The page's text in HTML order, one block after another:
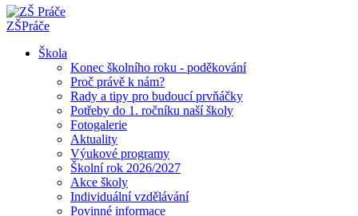
ZŠPráče
Škola
Konec školního roku - poděkování
Proč právě k nám?
Rady a tipy pro budoucí prvňáčky
Potřeby do 1. ročníku naší školy
Fotogalerie
Aktuality
Výukové programy
Školní rok 2026/2027
Akce školy
Individuální vzdělávání
Povinné informace